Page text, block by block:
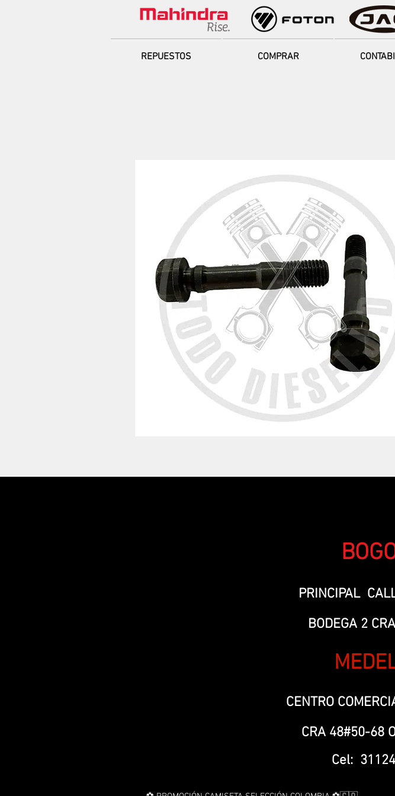
REPUESTOS COMPRAR
PRINCIPAL
BODEGA 2
CENTRO
CRA 48#50-68
Cel: